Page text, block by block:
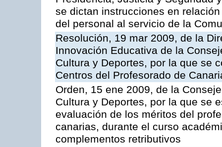
se dictan instrucciones en
del personal al servicio de la
Resolución, 19 mar 2009, de la
Innovación Educativa de la
Cultura y Deportes, por la que se
Centros del Profesorado de
Orden, 15 ene 2009, de la
Cultura y Deportes, por la que se
evaluación de los méritos del
canarias, durante el curso
complementos retributivos